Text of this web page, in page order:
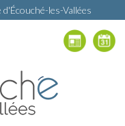
les-Vallées